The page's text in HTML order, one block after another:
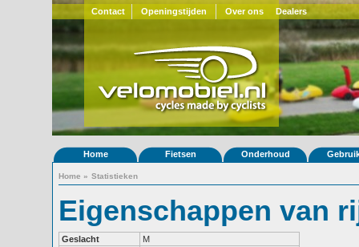
Contact Openingstijden Over ons Dealers
Home Fietsen Onderhoud
Home » Statistieken
Eigenschappen van
Geslacht
M